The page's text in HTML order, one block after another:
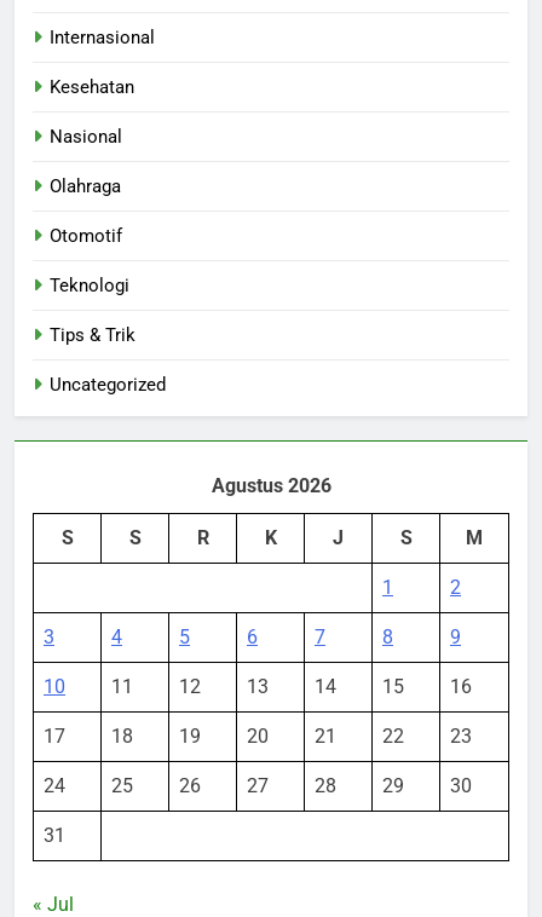
Internasional
Kesehatan
Nasional
Olahraga
Otomotif
Teknologi
Tips & Trik
Uncategorized
Agustus 2026
S S R K J S M
1 2
3 4 5 6 7 8 9
10 11 12 13 14 15 16
17 18 19 20 21 22 23
24 25 26 27 28 29 30
31
« Jul